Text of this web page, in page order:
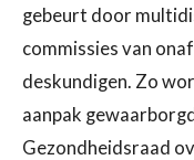
gebeurt door
commissies van
deskundigen. Zo
aanpak
Gezondheidsraad